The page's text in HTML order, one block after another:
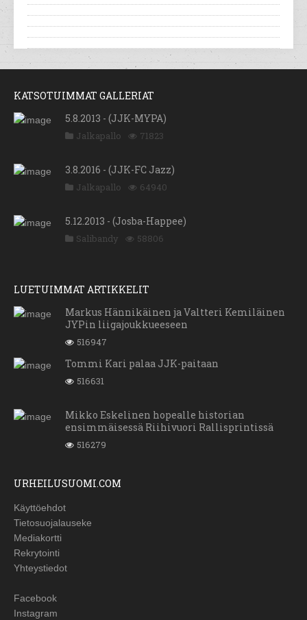
KATSOTUIMMAT GALLERIAT
5.8.2013 - (JJK-MYPA)
Jalkapallo 71823
3.8.2016 - (JJK-FC Jazz)
Jalkapallo 64940
5.12.2013 - (Josba-Happee)
Salibandy 58806
LUETUIMMAT ARTIKKELIT
Markus Hännikäinen ja Valtteri Kemiläinen
JYPin liigajoukkueeseen
516947
Tommi Kari palaa JJK-paitaan
516631
Mikko Eskelinen hopealle historian
ensimmäisessä Riihivuori Rallisprintissä
516279
URHEILUSUOMI.COM
Käyttöehdot
Tietosuojalauseke
Mediakortti
Rekrytointi
Yhteystiedot
Facebook
Instagram